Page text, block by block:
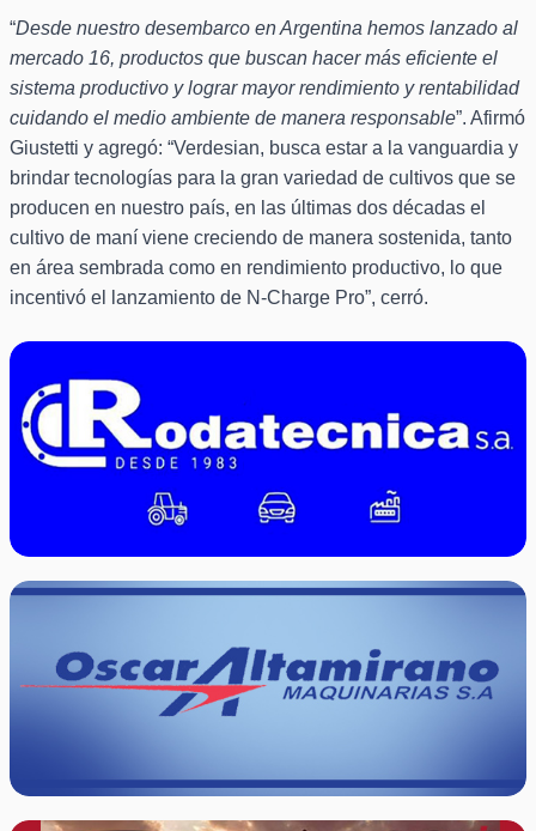
“Desde nuestro desembarco en Argentina hemos lanzado al
mercado 16, productos que buscan hacer más eficiente el
sistema productivo y lograr mayor rendimiento y rentabilidad
cuidando el medio ambiente de manera responsable”. Afirmó
Giustetti y agregó: “Verdesian, busca estar a la vanguardia y
brindar tecnologías para la gran variedad de cultivos que se
producen en nuestro país, en las últimas dos décadas el
cultivo de maní viene creciendo de manera sostenida, tanto
en área sembrada como en rendimiento productivo, lo que
incentivó el lanzamiento de N-Charge Pro”, cerró.